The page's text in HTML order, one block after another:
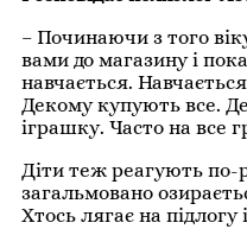
– Починаючи з того
вами до магазину і
навчається.
Декому купують все.
іграшку. Часто на все
Діти теж реагують по-
загальмовано
Хтось лягає на підлогу